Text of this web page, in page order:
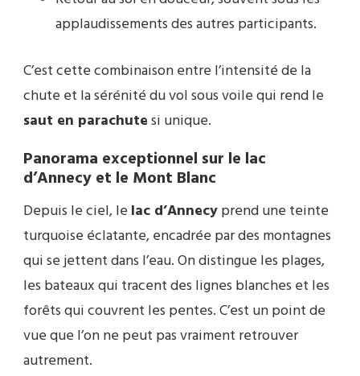
applaudissements des autres participants.
C’est cette combinaison entre l’intensité de la
chute et la sérénité du vol sous voile qui rend le
saut en parachutesi unique.
Panorama exceptionnel sur le lac
d’Annecy et le Mont Blanc
Depuis le ciel, le lac d’Annecyprend une teinte
turquoise éclatante, encadrée par des montagnes
qui se jettent dans l’eau. On distingue les plages,
les bateaux qui tracent des lignes blanches et les
forêts qui couvrent les pentes. C’est un point de
vue que l’on ne peut pas vraiment retrouver
autrement.